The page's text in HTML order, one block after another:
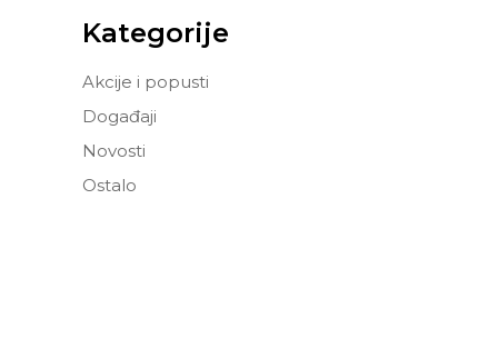
Kategorije
Akcije i popusti
Događaji
Novosti
Ostalo